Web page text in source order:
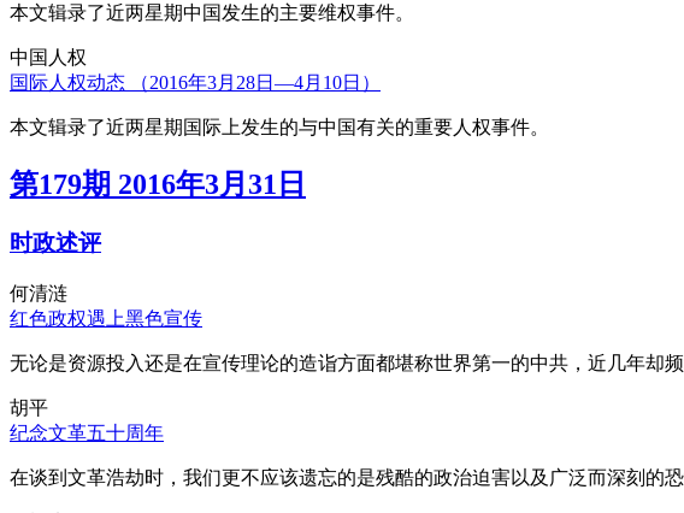
本文辑录了近两星期中国发生的主要维权事件。
中国人权
国际人权动态 （2016年3月28日—4月10日）
本文辑录了近两星期国际上发生的与中国有关的重要人权事件。
第179期 2016年3月31日
时政述评
何清涟
红色政权遇上黑色宣传
无论是资源投入还是在宣传理论的造诣方面都堪称世界第一的中共，近几年却
胡平
纪念文革五十周年
在谈到文革浩劫时，我们更不应该遗忘的是残酷的政治迫害以及广泛而深刻的